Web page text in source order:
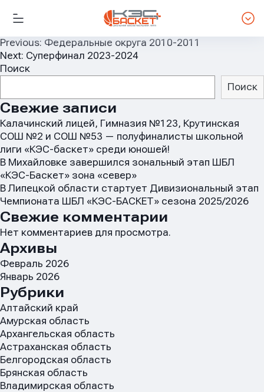
Навигация
по
записям
Previous: Федеральные округа 2010-2011
Next: Суперфинал 2023-2024
Поиск
Поиск
Свежие записи
Калачинский лицей, Гимназия №123, Крутинская
СОШ №2 и СОШ №53 — полуфиналисты школьной
лиги «КЭС-баскет» среди юношей!
В Михайловке завершился зональный этап ШБЛ
«КЭС-Баскет» зона «север»
В Липецкой области стартует Дивизиональный этап
Чемпионата ШБЛ «КЭС-БАСКЕТ» сезона 2025/2026
Свежие комментарии
Нет комментариев для просмотра.
Архивы
Февраль 2026
Январь 2026
Рубрики
Алтайский край
Амурская область
Архангельская область
Астраханская область
Белгородская область
Брянская область
Владимирская область